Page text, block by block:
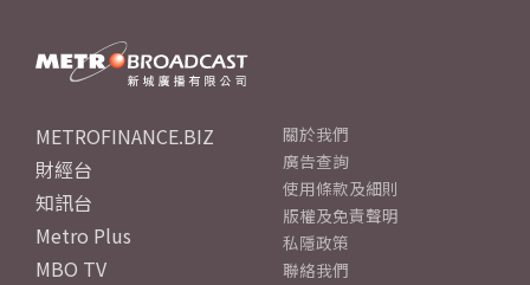
METROFINANCE.BIZ
財經台
知訊台
Metro Plus
MBO TV
關於我們
廣告查詢
使用條款及細則
版權及免責聲明
私隱政策
聯絡我們